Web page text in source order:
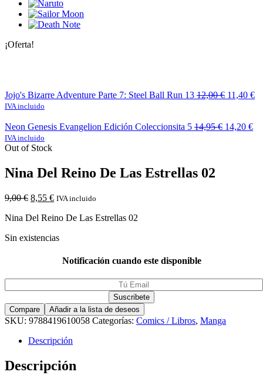
¡Oferta!
Jojo's Bizarre Adventure Parte 7: Steel Ball Run 13 12,00€ 11,40 €
IVA incluido
Neon Genesis Evangelion Edición Coleccionsita 5 14,95€ 14,20 €
IVA incluido
Out of Stock
Nina Del Reino De Las Estrellas 02
9,00€ 8,55 € IVA incluido
Nina Del Reino De Las Estrellas 02
Sin existencias
Notificación cuando este disponible
Compare Añadir a la lista de deseos
SKU: 9788419610058 Categorías: Comics / Libros, Manga
Descripción
Descripción